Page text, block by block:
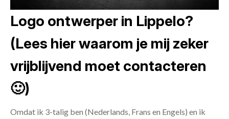
Logo ontwerper in Lippelo?
(Lees hier waarom je mij zeker
vrijblijvend moet contacteren
🙂)
Omdat ik 3-talig ben (Nederlands, Frans en Engels) en ik